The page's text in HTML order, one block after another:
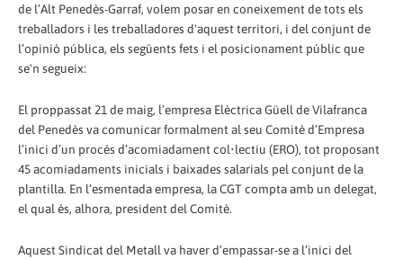
de l’Alt Penedès-Garraf, volem posar en coneixement de tots els
treballadors i les treballadores d'aquest territori, i del conjunt de
l’opinió pública, els següents fets i el posicionament públic que
se'n segueix:
El proppassat 21 de maig, l’empresa Elèctrica Güell de Vilafranca
del Penedès va comunicar formalment al seu Comitè d’Empresa
l’inici d’un procés d’acomiadament col•lectiu (ERO), tot proposant
45 acomiadaments inicials i baixades salarials pel conjunt de la
plantilla. En l’esmentada empresa, la CGT compta amb un delegat,
el qual és, alhora, president del Comitè.
Aquest Sindicat del Metall va haver d’empassar-se a l’inici del